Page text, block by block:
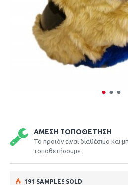
ΆΜΕΣΗ ΤΟΠΟΘΈΤΗΣΗ
Το προϊόν είναι διαθέσιμο και
τοποθετήσουμε.
191 SAMPLES SOLD